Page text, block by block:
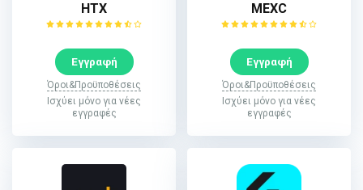
HTX
Εγγραφή
Όροι&Προϋποθέσεις
Ισχύει μόνο για νέες
εγγραφές
MEXC
Εγγραφή
Όροι&Προϋποθέσεις
Ισχύει μόνο για νέες
εγγραφές